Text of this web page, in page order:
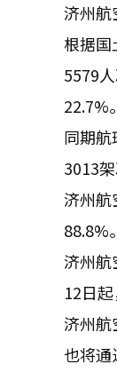
济州航
根据
5579
22.7%。
同期
3013
济州航
88.8%
济州航
12日
济州航
也将通